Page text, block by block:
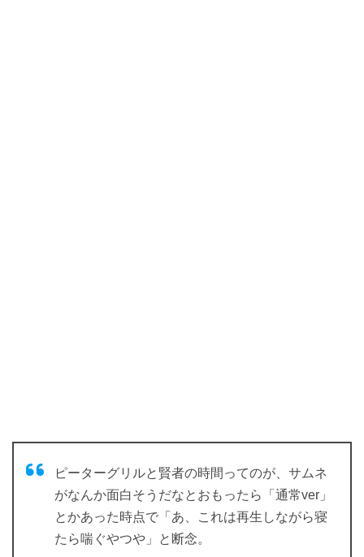
ピーターグリルと賢者の時間ってのが、サムネ
がなんか面白そうだなとおもったら「通常ver」
とかあった時点で「あ、これは再生しながら寝
たら喘ぐやつや」と断念。